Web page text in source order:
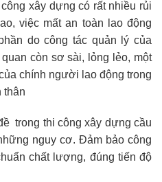
xây dựng có rất nhiều rủi
việc mất an toàn lao động
do công tác quản lý của
còn sơ sài, lỏng lẻo, một
chính người lao động trong
thân
trong thi công xây dựng cầu
nguy cơ. Đảm bảo công
chất lượng, đúng tiến độ